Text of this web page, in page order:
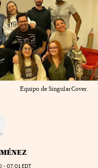
Equipo de SingularCover.
- 07:01EDT